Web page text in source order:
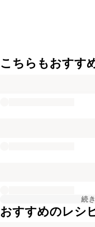
こちらもおすす
続
おすすめのレシ